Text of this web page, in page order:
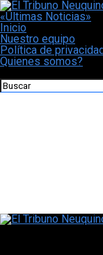
«Últimas Noticias»
Inicio
Nuestro equipo
Política de
Quienes somos?